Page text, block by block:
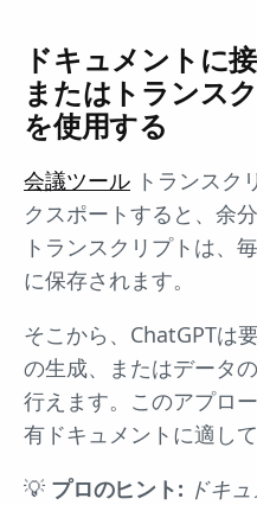
ドキュメントに
またはトランス
を使用する
会議ツール トランスク
クスポートすると、余
トランスクリプトは、
に保存されます。
そこから、ChatGPTは
の生成、またはデータ
行えます。このアプロ
有ドキュメントに適して
💡 プロのヒント: ドキ